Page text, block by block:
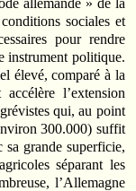
allemande » de la
sociales et
pour rendre
instrument politique.
élevé, comparé à la
l’extension
qui, au point
300.000) suffit
grande superficie,
séparant les
l’Allemagne